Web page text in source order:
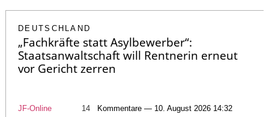
DEUTSCHLAND
„Fachkräfte statt Asylbewerber“:
Staatsanwaltschaft will Rentnerin erneut
vor Gericht zerren
JF-Online 14 Kommentare — 10. August 2026 14:32